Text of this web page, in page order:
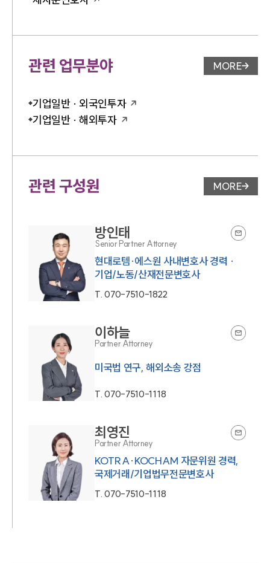
관련 업무분야 업무분야
MORE
기업일반 · 외국인투자
기업일반 · 해외투자
관련 구성원 변호사 페
MORE
방인태
Senior Partner Attorney
현대로템·에스원 사내변호사 경력 ·
기업/노동/산재전문변호사
T.070-7510-1822
이하늘
Partner Attorney
미국법 연구, 해외소송 강점
T.070-7510-1118
최영진
Partner Attorney
KOTRA·KOCHAM 자문위원 경력,
국제거래/기업법무전문변호사
T.070-7510-1118